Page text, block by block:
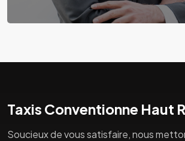
Taxis Conventionne Haut
Soucieux de vous satisfaire, nous